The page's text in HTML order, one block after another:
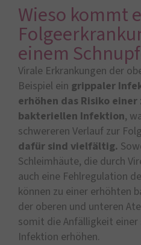
Wieso kommt
einem
Virale Erkrankungen der
Beispiel ein grippaler
erhöhen das Risiko
bakteriellen Infektion,
schwereren Verlauf zur
dafür sind vielfältig.
Schleimhäute, die durch
auch eine Fehlregulation
können zu einer erhöhten
der oberen und unteren
somit die Anfälligkeit
Infektion erhöhen.